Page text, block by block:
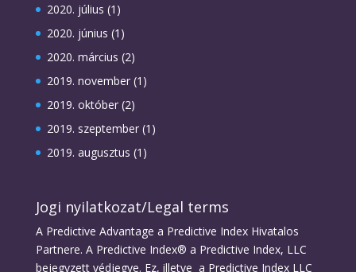
2020. július (1)
2020. június (1)
2020. március (2)
2019. november(1)
2019. október(2)
2019. szeptember(1)
2019. augusztus (1)
Jogi nyilatkozat/Legal terms
A Predictive Advantage a Predictive Index Hivatalos
Partnere. A Predictive Index® a Predictive Index, LLC
bejegyzett védjegye. Ez, illetve a Predictive Index LLC